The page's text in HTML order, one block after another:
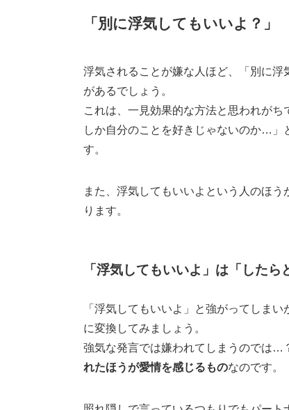
「別に浮気してもいいよ？」
浮気されることが嫌な人ほど、「別に
があるでしょう。
これは、一見効果的な方法と思われが
しか自分のことを好きじゃないのか…」
す。
また、浮気してもいいよという人のほ
ります。
「浮気してもいいよ」は「した
「浮気してもいいよ」と強がってしま
に変換してみましょう。
強気な発言では嫌われてしまうのでは…
れたほうが愛情を感じるものなのです。